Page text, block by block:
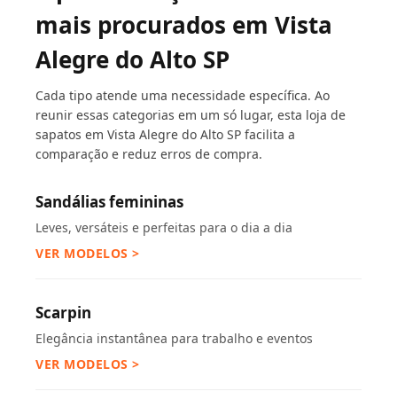
mais procurados em Vista
Alegre do Alto SP
Cada tipo atende uma necessidade específica. Ao
reunir essas categorias em um só lugar, esta loja de
sapatos em Vista Alegre do Alto SP facilita a
comparação e reduz erros de compra.
Sandálias femininas
Leves, versáteis e perfeitas para o dia a dia
VER MODELOS >
Scarpin
Elegância instantânea para trabalho e eventos
VER MODELOS >